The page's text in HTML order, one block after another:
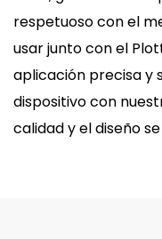
respetuoso con el
usar junto con el
aplicación precisa y
dispositivo con
calidad y el diseño